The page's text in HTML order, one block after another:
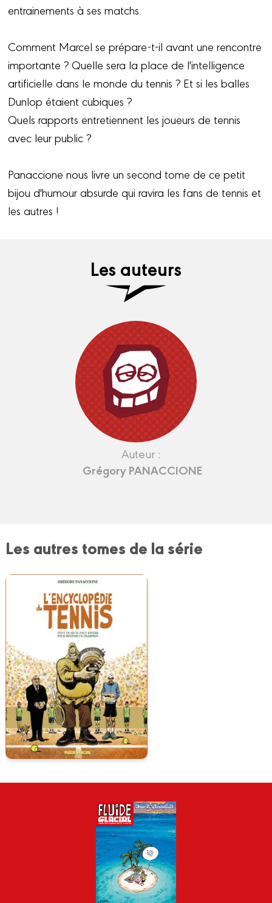
entrainements à ses matchs.
Comment Marcel se prépare-t-il avant une rencontre
importante ? Quelle sera la place de l'intelligence
artificielle dans le monde du tennis ? Et si les balles
Dunlop étaient cubiques ?
Quels rapports entretiennent les joueurs de tennis
avec leur public ?
Panaccione nous livre un second tome de ce petit
bijou d'humour absurde qui ravira les fans de tennis et
les autres !
Les auteurs
Auteur :
Grégory PANACCIONE
Les autres tomes de la série